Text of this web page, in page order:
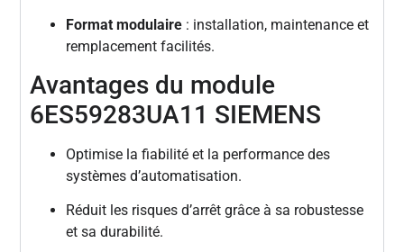
Format modulaire : installation, maintenance et
remplacement facilités.
Avantages du module
6ES59283UA11 SIEMENS
Optimise la fiabilité et la performance des
systèmes d’automatisation.
Réduit les risques d’arrêt grâce à sa robustesse
et sa durabilité.